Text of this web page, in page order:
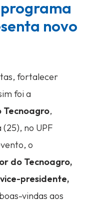
novo
fortalecer
foi a
Tecnoagro,
no UPF
o
do Tecnoagro,
vice-presidente,
vindas aos